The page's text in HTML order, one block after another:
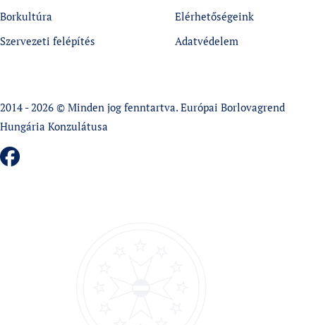
Borkultúra
Szervezeti felépítés
Elérhetőségeink
Adatvédelem
2014 - 2026 © Minden jog fenntartva. Európai Borlovagrend
Hungária Konzulátusa